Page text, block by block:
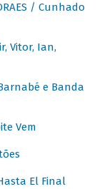
/ Cunhado
Vitor, Ian,
e Banda
Vem
El Final